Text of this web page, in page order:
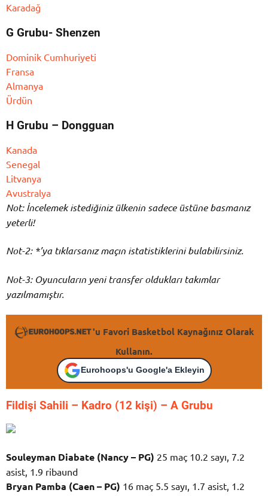
Karadağ
G Grubu- Shenzen
Dominik Cumhuriyeti
Fransa
Almanya
Ürdün
H Grubu – Dongguan
Kanada
Senegal
Litvanya
Avustralya
Not: İncelemek istediğiniz ülkenin sadece üstüne basmanız
yeterli!
Not-2: *’ya tıklarsanız maçın istatistiklerini bulabilirsiniz.
Not-3: Oyuncuların yeni transfer oldukları takımlar
yazılmamıştır.
'u Favori Basketbol Kaynağınız Olarak
Kullanın.
Eurohoops'u Google'a Ekleyin
Fildişi Sahili – Kadro (12 kişi) – A Grubu
Souleyman Diabate (Nancy – PG) 25 maç 10.2 sayı, 7.2
asist, 1.9 ribaund
Bryan Pamba (Caen – PG) 16 maç 5.5 sayı, 1.7 asist, 1.2